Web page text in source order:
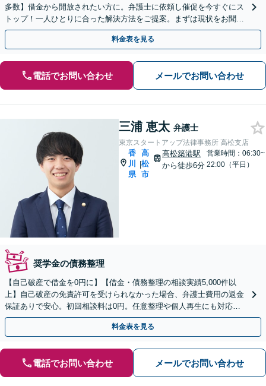
多数】借金から開放されたい方に。弁護士に依頼し催促を今すぐにス
トップ！一人ひとりに合った解決方法をご提案。まずは現状をお聞か
せください【高松駅徒歩8分】
料金表を見る
電話でお問い合わせ メールでお問い合わせ
三浦 恵太 弁護士
東京スタートアップ法律事務所 高松支店
香
川
県
|
高
松
市
高松築港駅
から徒歩6分
営業時間：06:30~
22:00（平日）
奨学金の債務整理
【自己破産で借金を0円に】【借金・債務整理の相談実績5,000件以
上】自己破産の免責許可を受けられなかった場合、弁護士費用の返金
保証ありで安心。初回相談料は0円。任意整理や個人再生にも対応
【土日祝日・夜間も相談受付】【費用の分割払い可】
料金表を見る
電話でお問い合わせ メールでお問い合わせ